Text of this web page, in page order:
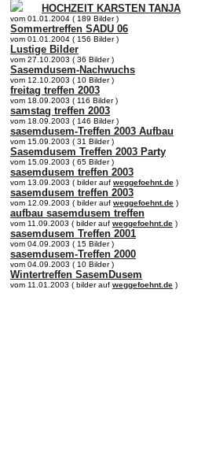
HOCHZEIT KARSTEN TANJA
vom 01.01.2004 ( 189 Bilder )
Sommertreffen SADU 06
vom 01.01.2004 ( 156 Bilder )
Lustige Bilder
vom 27.10.2003 ( 36 Bilder )
Sasemdusem-Nachwuchs
vom 12.10.2003 ( 10 Bilder )
freitag treffen 2003
vom 18.09.2003 ( 116 Bilder )
samstag treffen 2003
vom 18.09.2003 ( 146 Bilder )
sasemdusem-Treffen 2003 Aufbau
vom 15.09.2003 ( 31 Bilder )
Sasemdusem Treffen 2003 Party
vom 15.09.2003 ( 65 Bilder )
sasemdusem treffen 2003
vom 13.09.2003 ( bilder auf weggefoehnt.de )
sasemdusem treffen 2003
vom 12.09.2003 ( bilder auf weggefoehnt.de )
aufbau sasemdusem treffen
vom 11.09.2003 ( bilder auf weggefoehnt.de )
sasemdusem Treffen 2001
vom 04.09.2003 ( 15 Bilder )
sasemdusem-Treffen 2000
vom 04.09.2003 ( 10 Bilder )
Wintertreffen SasemDusem
vom 11.01.2003 ( bilder auf weggefoehnt.de )